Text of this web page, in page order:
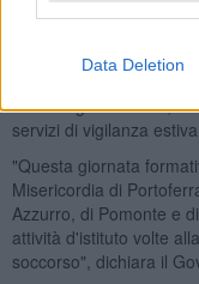
Data Deletion
Salivoli) in alcune delle
Navale di Portoferraio,
della stagione estiva,
servizi di vigilanza
"Questa giornata
Misericordia di
Azzurro, di Pomonte e
attività d'istituto volte
soccorso", dichiara il